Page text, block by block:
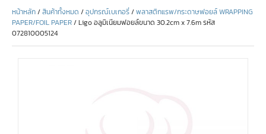
หน้าหลัก/สินค้าทั้งหมด /อุปกรณ์เบเกอรี่/พลาสติกแรพ/กระดาษฟอยล์ WRAPPING
PAPER/FOIL PAPER/ Ligo อลูมิเนียมฟอยล์ขนาด 30.2cm x 7.6m รหัส
072810005124